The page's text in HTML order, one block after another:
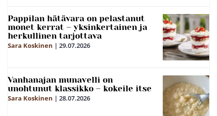
Pappilan hätävara on pelastanut
monet kerrat – yksinkertainen ja
herkullinen tarjottava
Sara Koskinen | 29.07.2026
Vanhanajan munavelli on
unohtunut klassikko – kokeile itse
Sara Koskinen | 28.07.2026